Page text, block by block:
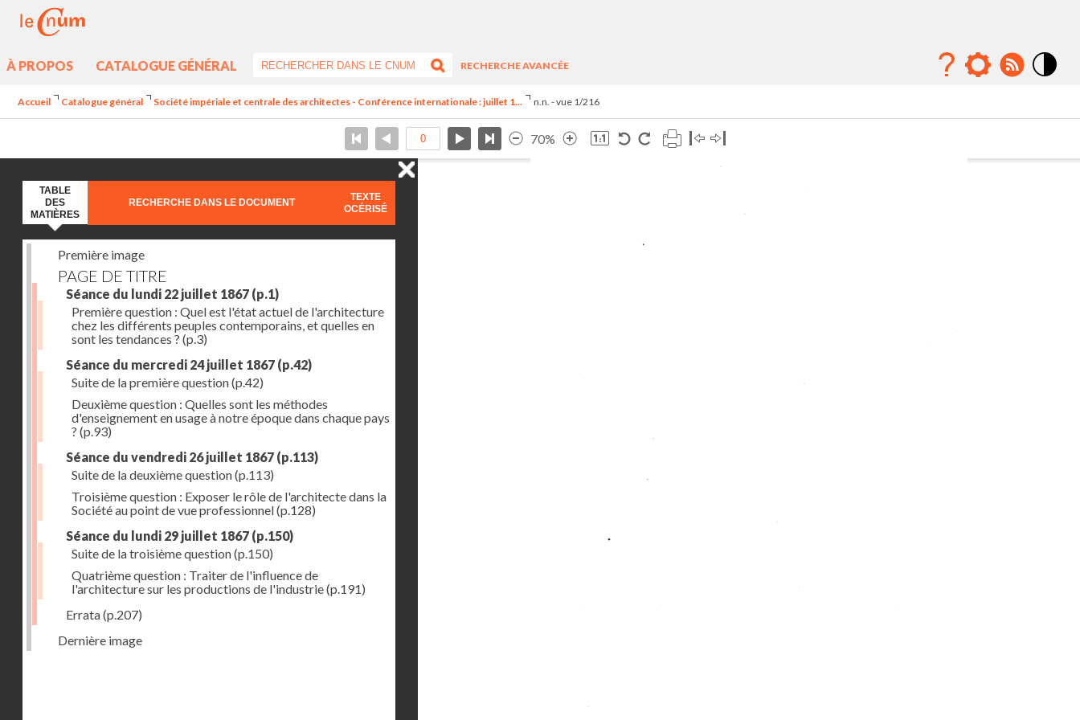
À PROPOS CATALOGUE GÉNÉRAL
RECHERCHE AVANCÉE
Accueil Catalogue général Société impériale et centrale des architectes - Conférence internationale : juillet 1... n.n. - vue 1/216
70%
TABLE
DES
MATIÈRES
RECHERCHE DANS LE DOCUMENT
TEXTE
OCÉRISÉ
Première image
PAGE DE TITRE
Séance du lundi 22 juillet 1867 (p.1)
Première question : Quel est l'état actuel de l'architecture
chez les différents peuples contemporains, et quelles en
sont les tendances ? (p.3)
Séance du mercredi 24 juillet 1867 (p.42)
Suite de la première question(p.42)
Deuxième question : Quelles sont les méthodes
d'enseignement en usage à notre époque dans chaque pays
? (p.93)
Séance du vendredi 26 juillet 1867 (p.113)
Suite de la deuxième question(p.113)
Troisième question : Exposer le rôle de l'architecte dans la
Société au point de vue professionnel(p.128)
Séance du lundi 29 juillet 1867 (p.150)
Suite de la troisième question(p.150)
Quatrième question : Traiter de l'influence de
l'architecture sur les productions de l'industrie(p.191)
Errata(p.207)
Dernière image